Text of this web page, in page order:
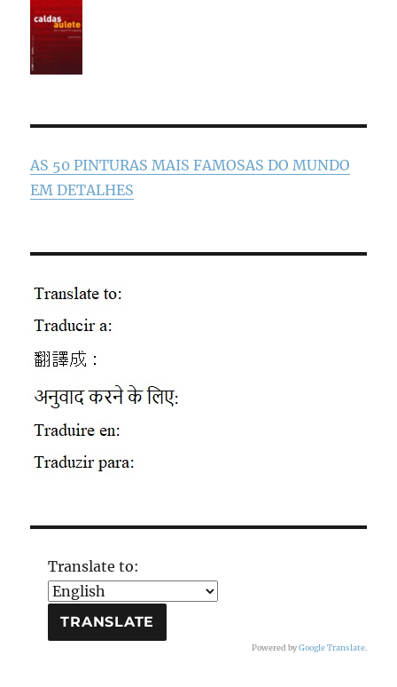
AS 50 PINTURAS MAIS FAMOSAS DO MUNDO
EM DETALHES
Translate to:
Powered byGoogle Translate.